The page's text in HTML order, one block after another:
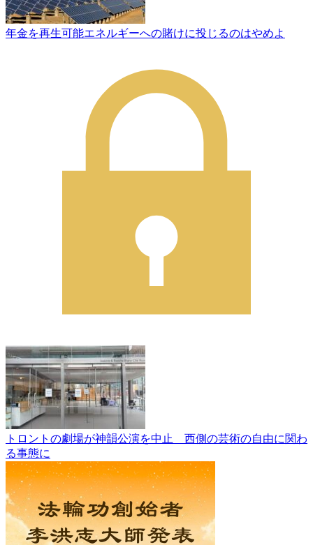
年金を再生可能エネルギーへの賭けに投じるのはやめよ
トロントの劇場が神韻公演を中止 西側の芸術の自由に関わ
る事態に